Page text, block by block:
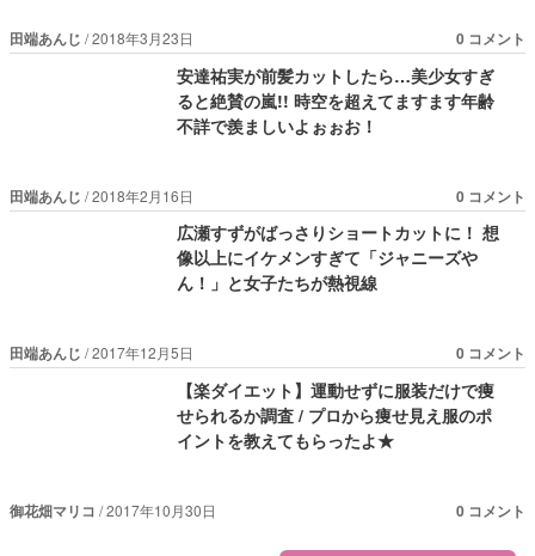
田端あんじ 2018年3月23日 0 コメント
安達祐実が前髪カットしたら…美少女すぎ
ると絶賛の嵐!! 時空を超えてますます年齢
不詳で羨ましいよぉぉお！
田端あんじ 2018年2月16日 0 コメント
広瀬すずがばっさりショートカットに！ 想
像以上にイケメンすぎて「ジャニーズや
ん！」と女子たちが熱視線
田端あんじ 2017年12月5日 0 コメント
【楽ダイエット】運動せずに服装だけで痩
せられるか調査 / プロから痩せ見え服のポ
イントを教えてもらったよ★
御花畑マリコ 2017年10月30日 0 コメント